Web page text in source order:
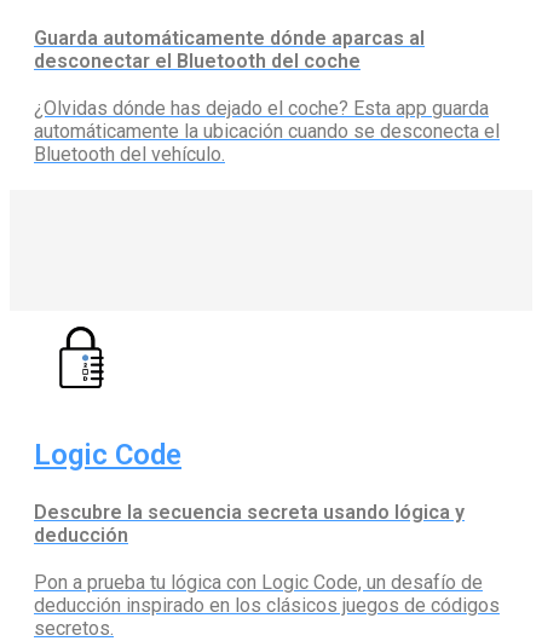
Guarda automáticamente dónde aparcas al
desconectar el Bluetooth del coche
¿Olvidas dónde has dejado el coche? Esta app guarda
automáticamente la ubicación cuando se desconecta el
Bluetooth del vehículo.
Logic Code
Descubre la secuencia secreta usando lógica y
deducción
Pon a prueba tu lógica con Logic Code, un desafío de
deducción inspirado en los clásicos juegos de códigos
secretos.